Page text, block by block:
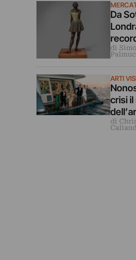
Da
Lewis
Degas,
le
di
ARTI
crisi
a far
di